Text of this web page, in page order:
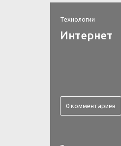
Технологии
Интернет
0 комментариев